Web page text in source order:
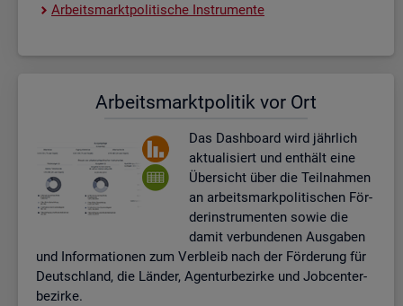
Ar­beits­markt­po­li­ti­sche In­stru­men­te
Ar­beits­markt­po­li­tik vor Ort
Das Da­sh­board wird jähr­lich
ak­tua­li­siert und ent­hält eine
Über­sicht über die Teil­nah­men
an ar­beits­mark­po­li­ti­schen För­
der­instru­men­ten sowie die
damit ver­bun­de­nen Aus­ga­ben
und In­for­ma­tio­nen zum Ver­bleib nach der För­de­rung für
Deutsch­land, die Län­der, Agen­tur­be­zir­ke und Job­cent­er­
be­zir­ke.